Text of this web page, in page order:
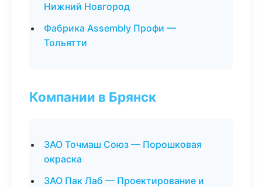
Нижний Новгород
Фабрика Assembly Профи —
Тольятти
Компании в Брянск
ЗАО Точмаш Союз — Порошковая
окраска
ЗАО Пак Лаб — Проектирование и